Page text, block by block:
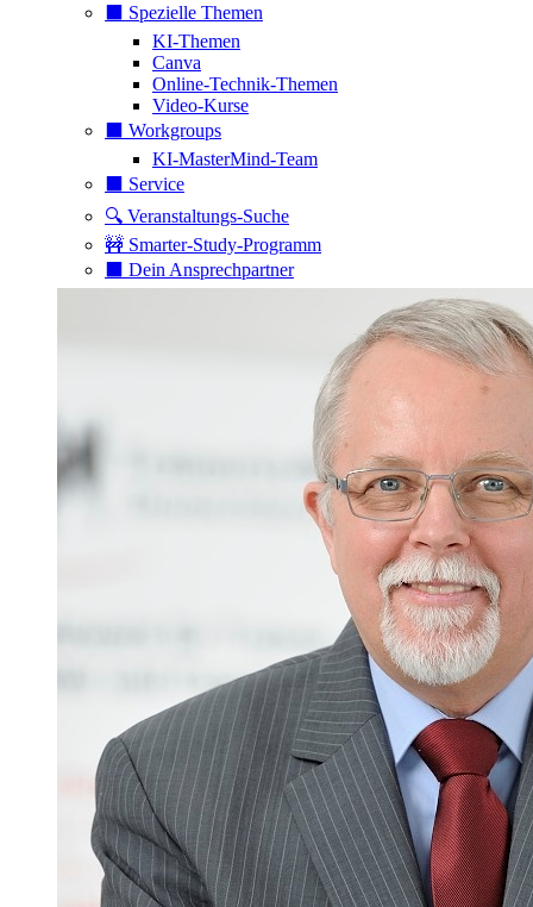
⬛️ Spezielle Themen
KI-Themen
Canva
Online-Technik-Themen
Video-Kurse
⬛️ Workgroups
KI-MasterMind-Team
⬛️ Service
🔍 Veranstaltungs-Suche
🚧 Smarter-Study-Programm
⬛️ Dein Ansprechpartner